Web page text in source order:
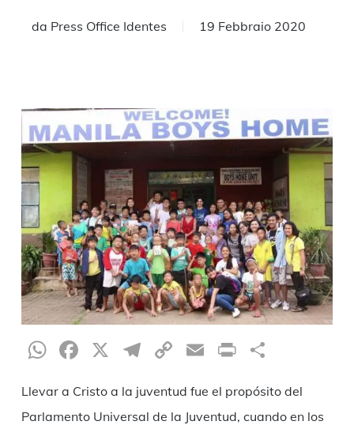
da Press Office Identes 19 Febbraio 2020
WhatsApp
Facebook
X Telegram
CopyEmailPrint
Llevar a Cristo a la juventud fue el propósito del
Parlamento Universal de la Juventud, cuando en los